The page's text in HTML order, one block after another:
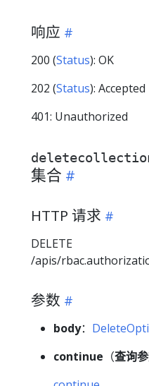
响应
200 (Status): OK
202 (Status): Accepted
401: Unauthorized
集合
HTTP 请求
DELETE
/apis/
参数
body：
continue （查询